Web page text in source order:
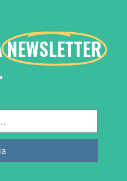
NEWSLETTER